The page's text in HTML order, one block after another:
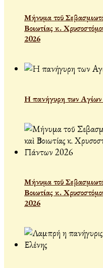
Μήνυμα τοῦ
Βοιωτίας κ.
2026
Η πανήγυρη των
Μήνυμα τοῦ
Βοιωτίας κ.
2026